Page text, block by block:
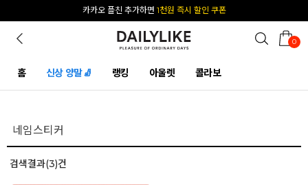
카카오 플친 추가하면 1천원 즉시 할인 쿠폰
0
홈 신상 양말🧦 랭킹 아울렛 콜라보
검색결과(3)건